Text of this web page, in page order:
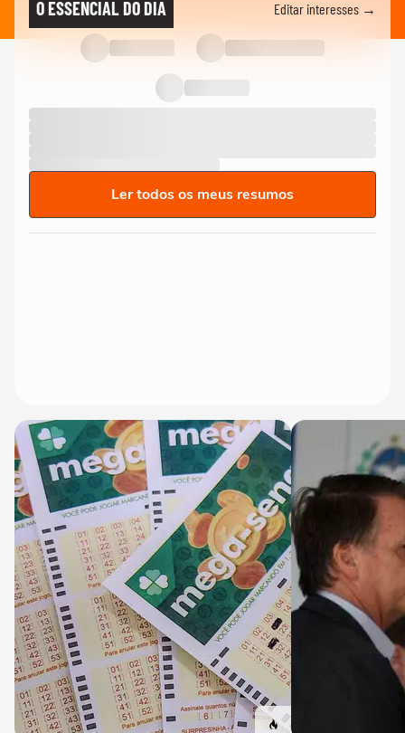
O ESSENCIAL DO DIA Editar interesses →
Ler todos os meus resumos